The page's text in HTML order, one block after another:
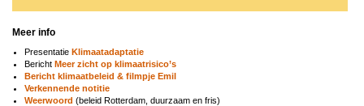
Meer info
Presentatie Klimaatadaptatie
Bericht Meer zicht op klimaatrisico’s
Bericht klimaatbeleid & filmpje Emil
Verkennende notitie
Weerwoord (beleid Rotterdam, duurzaam en fris)